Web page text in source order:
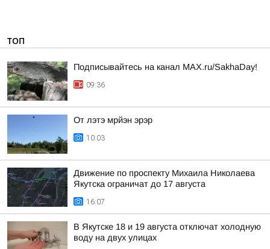
ТОП
Подписывайтесь на канал MAX.ru/SakhaDay!
09:36
От лэтэ мрйэн эрэр
10:03
Движение по проспекту Михаила Николаева
Якутска ограничат до 17 августа
16:07
В Якутске 18 и 19 августа отключат холодную
воду на двух улицах